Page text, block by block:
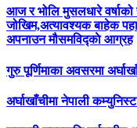
आज र भोलि मुसलधारे वर्षाको
जोखिम,अत्यावश्यक बाहेक
अपनाउन मौसमविद्काे आग्रह
गुरु पूर्णिमाका अवसरमा
अर्घाखाँचीमा नेपाली